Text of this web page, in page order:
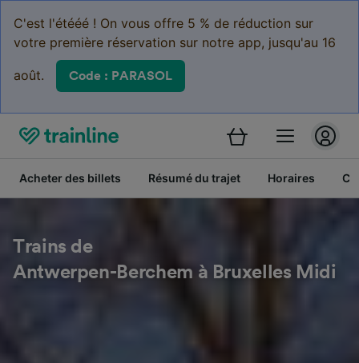
C'est l'étééé ! On vous offre 5 % de réduction sur
votre première réservation sur notre app, jusqu'au 16
août. Code : PARASOL
Acheter des billets Résumé du trajet Horaires
Trains de
Antwerpen-Berchem à Bruxelles Midi